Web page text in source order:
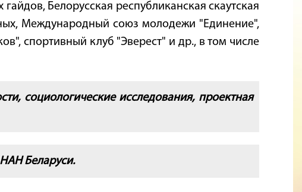
Белорусская республиканская скаутская
Международный союз молодежи "Единение",
спортивный клуб "Эверест" и др., в том числе
социологические исследования, проектная
Беларуси.